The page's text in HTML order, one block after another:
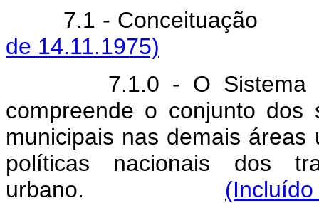
7.1 -
de 14.11.1975)
7.1.0 - O Sistema
compreende o conjunto dos
municipais nas demais
políticas nacionais dos
urbano. (Incluído